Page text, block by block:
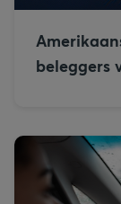
beleggers